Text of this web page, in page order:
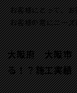
お客様にとって、お
お客様の常にニーズ
大阪府 大阪
る！？施工実績